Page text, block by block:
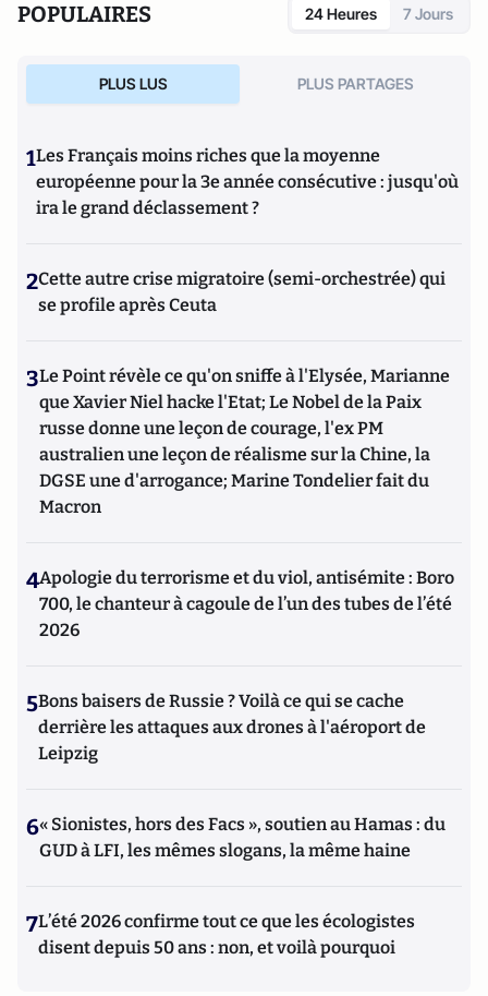
POPULAIRES 24 Heures 7 Jours
PLUS LUS PLUS PARTAGES
1Les Français moins riches que la moyenne
européenne pour la 3e année consécutive : jusqu'où
ira le grand déclassement ?
2Cette autre crise migratoire (semi-orchestrée) qui
se profile après Ceuta
3Le Point révèle ce qu'on sniffe à l'Elysée, Marianne
que Xavier Niel hacke l'Etat; Le Nobel de la Paix
russe donne une leçon de courage, l'ex PM
australien une leçon de réalisme sur la Chine, la
DGSE une d'arrogance; Marine Tondelier fait du
Macron
4Apologie du terrorisme et du viol, antisémite : Boro
700, le chanteur à cagoule de l’un des tubes de l’été
2026
5Bons baisers de Russie ? Voilà ce qui se cache
derrière les attaques aux drones à l'aéroport de
Leipzig
6« Sionistes, hors des Facs », soutien au Hamas : du
GUD à LFI, les mêmes slogans, la même haine
7L’été 2026 confirme tout ce que les écologistes
disent depuis 50 ans : non, et voilà pourquoi